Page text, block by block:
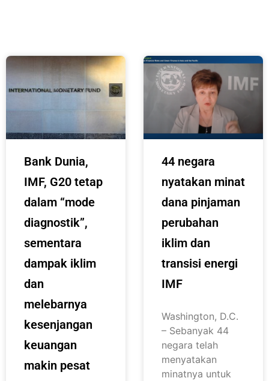
Bank Dunia,
IMF, G20 tetap
dalam “mode
diagnostik”,
sementara
dampak iklim
dan
melebarnya
kesenjangan
keuangan
makin pesat
44 negara
nyatakan minat
dana pinjaman
perubahan
iklim dan
transisi energi
IMF
Washington, D.C.
– Sebanyak 44
negara telah
menyatakan
minatnya untuk